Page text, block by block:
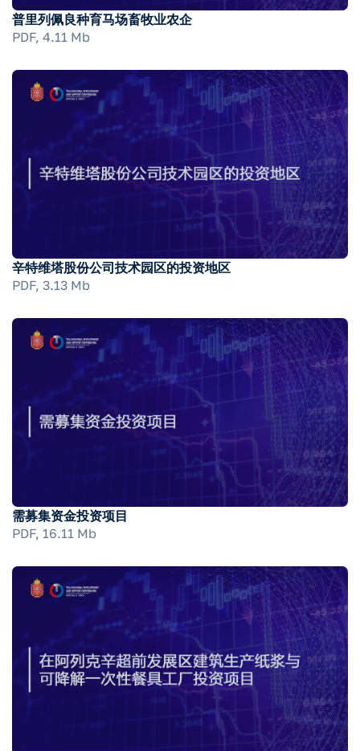
PDF, 4.11 Mb
普里列佩良种育马场畜牧业农企
PDF, 3.13 Mb
辛特维塔股份公司技术园区的投资地区
PDF, 16.11 Mb
需募集资金投资项目